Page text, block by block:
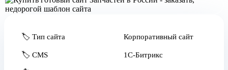
🏷️ Тип сайта Корпоративный сайт
🏷️ CMS 1С-Битрикс